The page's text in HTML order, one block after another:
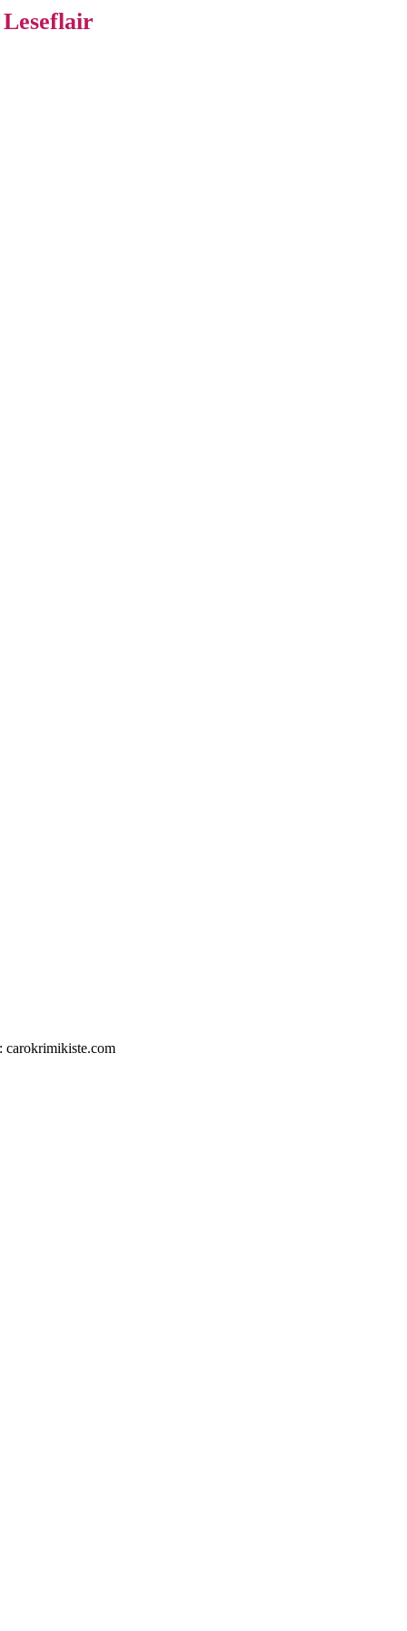
carokrimikiste.com